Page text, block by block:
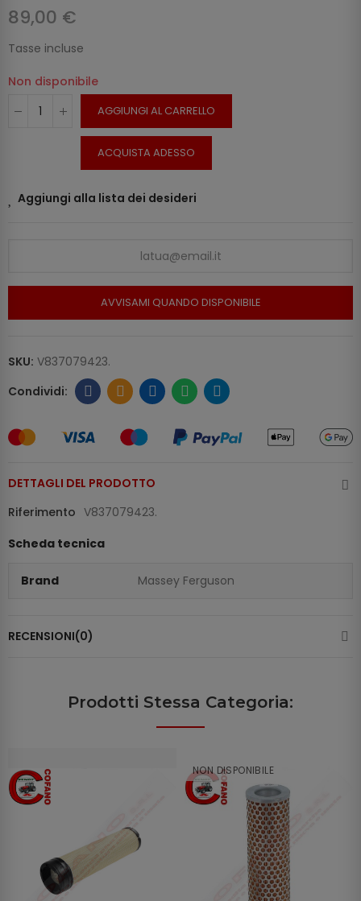
89,00 €
Tasse incluse
Non disponibile
AGGIUNGI AL CARRELLO
ACQUISTA ADESSO
Aggiungi alla lista dei desideri
AVVISAMI QUANDO DISPONIBILE
SKU: V837079423.
DETTAGLI DEL PRODOTTO
Riferimento V837079423.
Scheda tecnica
Brand Massey Ferguson
RECENSIONI(0)
Prodotti Stessa Categoria:
NON DISPONIBILE